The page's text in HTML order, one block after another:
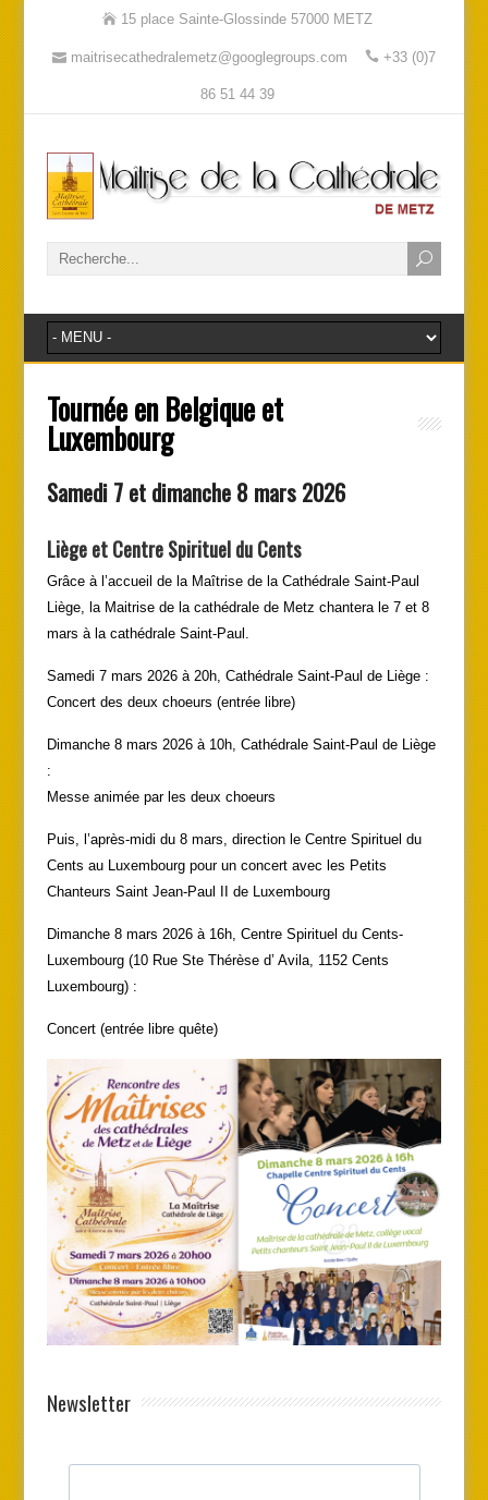
15 place Sainte-Glossinde 57000 METZ
maitrisecathedralemetz@googlegroups.com +33 (0)7
86 51 44 39
Tournée en Belgique et
Luxembourg
Samedi 7 et dimanche 8 mars 2026
Liège et Centre Spirituel du Cents
Grâce à l’accueil de la Maîtrise de la Cathédrale Saint-Paul
Liège, la Maitrise de la cathédrale de Metz chantera le 7 et 8
mars à la cathédrale Saint-Paul.
Samedi 7 mars 2026 à 20h, Cathédrale Saint-Paul de Liège :
Concert des deux choeurs (entrée libre)
Dimanche 8 mars 2026 à 10h, Cathédrale Saint-Paul de Liège
:
Messe animée par les deux choeurs
Puis, l’après-midi du 8 mars, direction le Centre Spirituel du
Cents au Luxembourg pour un concert avec les Petits
Chanteurs Saint Jean-Paul II de Luxembourg
Dimanche 8 mars 2026 à 16h, Centre Spirituel du Cents-
Luxembourg (10 Rue Ste Thérèse d’ Avila, 1152 Cents
Luxembourg) :
Concert (entrée libre quête)
Newsletter